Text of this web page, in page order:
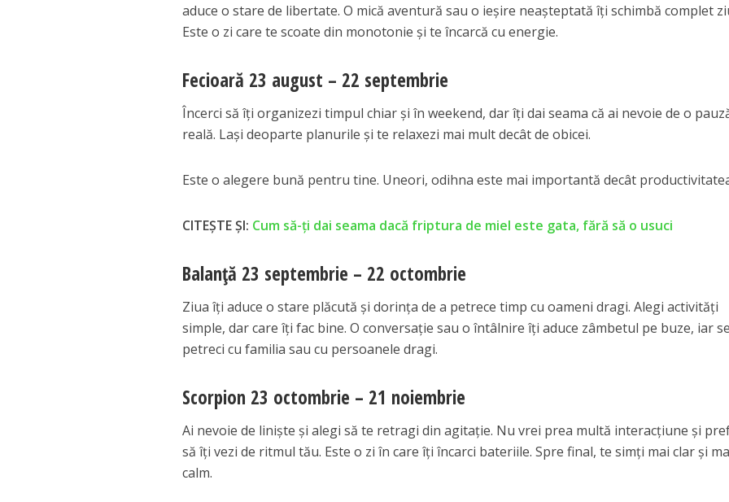
aduce o stare de libertate. O mică aventură sau o ieșire neașteptată îți schimbă complet
Este o zi care te scoate din monotonie și te încarcă cu energie.
Fecioară 23 august – 22 septembrie
Încerci să îți organizezi timpul chiar și în weekend, dar îți dai seama că ai nevoie de o
reală. Lași deoparte planurile și te relaxezi mai mult decât de obicei.
Este o alegere bună pentru tine. Uneori, odihna este mai importantă decât
CITEȘTE ȘI: Cum să-ți dai seama dacă friptura de miel este gata, fără să o usuci
Balanță 23 septembrie – 22 octombrie
Ziua îți aduce o stare plăcută și dorința de a petrece timp cu oameni dragi. Alegi activități
simple, dar care îți fac bine. O conversație sau o întâlnire îți aduce zâmbetul pe buze, iar
petreci cu familia sau cu persoanele dragi.
Scorpion 23 octombrie – 21 noiembrie
Ai nevoie de liniște și alegi să te retragi din agitație. Nu vrei prea multă interacțiune și
să îți vezi de ritmul tău. Este o zi în care îți încarci bateriile. Spre final, te simți mai clar și
calm.